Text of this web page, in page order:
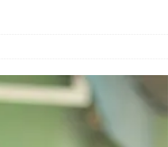
à la tête de la FIFA
Aliko Dangote
A LA UNE
financière
ECONOMIE
l’Italie et de l’AC Milan, est mort à